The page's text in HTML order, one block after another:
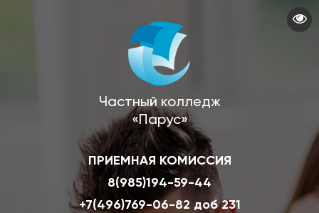
Частный колледж
«Парус»
ПРИЕМНАЯ КОМИССИЯ
8(985)194-59-44
+7(496)769-06-82 доб 231